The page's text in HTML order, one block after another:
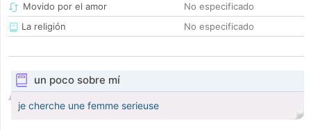
Movido por el amor
No especificado
La religión
No especificado
un poco sobre mí
je cherche une femme serieuse